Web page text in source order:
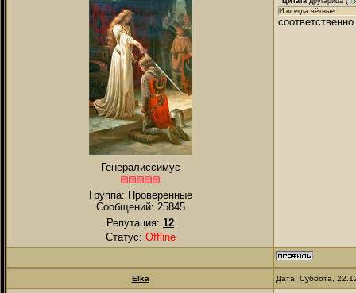
Генералиссимус
Группа: Проверенные
Сообщений: 25845
Репутация: 12
Статус: Offline
И всегда чётные
соответственно
Elka Дата: Суббота,